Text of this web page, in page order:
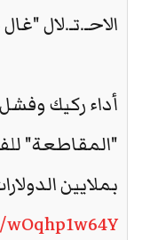
الاحـ.تـ.لال
أداء ركيك
"المقاطعة"
بملايين